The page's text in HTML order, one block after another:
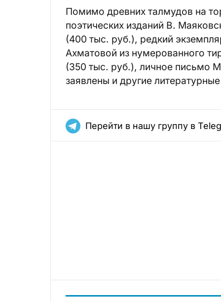
Помимо древних талмудов на
поэтических изданий В.
(400 тыс. руб.), редкий
Ахматовой из нумерованного
(350 тыс. руб.), личное письмо
заявлены и другие
Перейти в нашу группу в